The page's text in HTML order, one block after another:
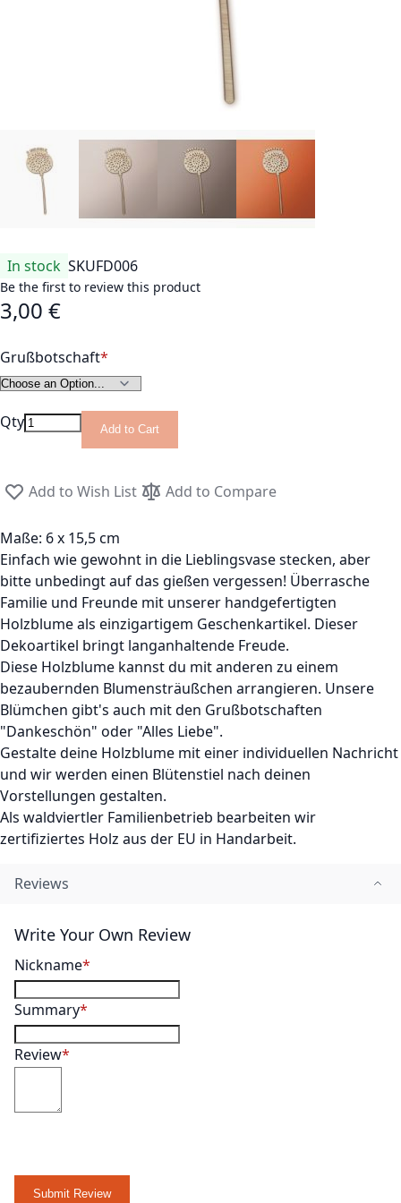
In stock SKUFD006
Be the first to review this product
3,00 €
Grußbotschaft
Qty Add to Cart
Add to Wish List Add to Compare
Maße: 6 x 15,5 cm
Einfach wie gewohnt in die Lieblingsvase stecken, aber
bitte unbedingt auf das gießen vergessen! Überrasche
Familie und Freunde mit unserer handgefertigten
Holzblume als einzigartigem Geschenkartikel. Dieser
Dekoartikel bringt langanhaltende Freude.
Diese Holzblume kannst du mit anderen zu einem
bezaubernden Blumensträußchen arrangieren. Unsere
Blümchen gibt's auch mit den Grußbotschaften
"Dankeschön" oder "Alles Liebe".
Gestalte deine Holzblume mit einer individuellen Nachricht
und wir werden einen Blütenstiel nach deinen
Vorstellungen gestalten.
Als waldviertler Familienbetrieb bearbeiten wir
zertifiziertes Holz aus der EU in Handarbeit.
Reviews
Write Your Own Review
Nickname
Summary
Review
Submit Review